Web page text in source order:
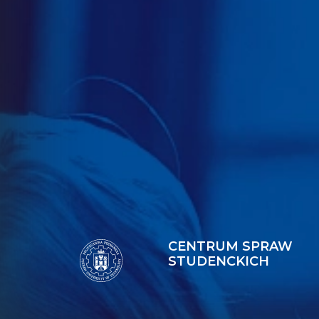
CENTRUM SPRAW
STUDENCKICH